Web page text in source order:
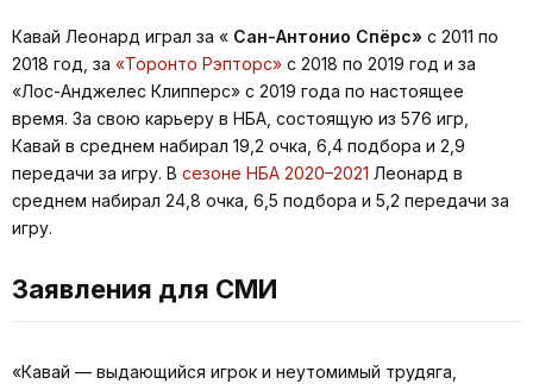
Кавай Леонард играл за « Сан-Антонио Спёрс» с 2011 по
2018 год, за «Торонто Рэпторс» с 2018 по 2019 год и за
«Лос-Анджелес Клипперс» с 2019 года по настоящее
время. За свою карьеру в НБА, состоящую из 576 игр,
Кавай в среднем набирал 19,2 очка, 6,4 подбора и 2,9
передачи за игру. В сезоне НБА 2020–2021 Леонард в
среднем набирал 24,8 очка, 6,5 подбора и 5,2 передачи за
игру.
Заявления для СМИ
«Кавай — выдающийся игрок и неутомимый трудяга,